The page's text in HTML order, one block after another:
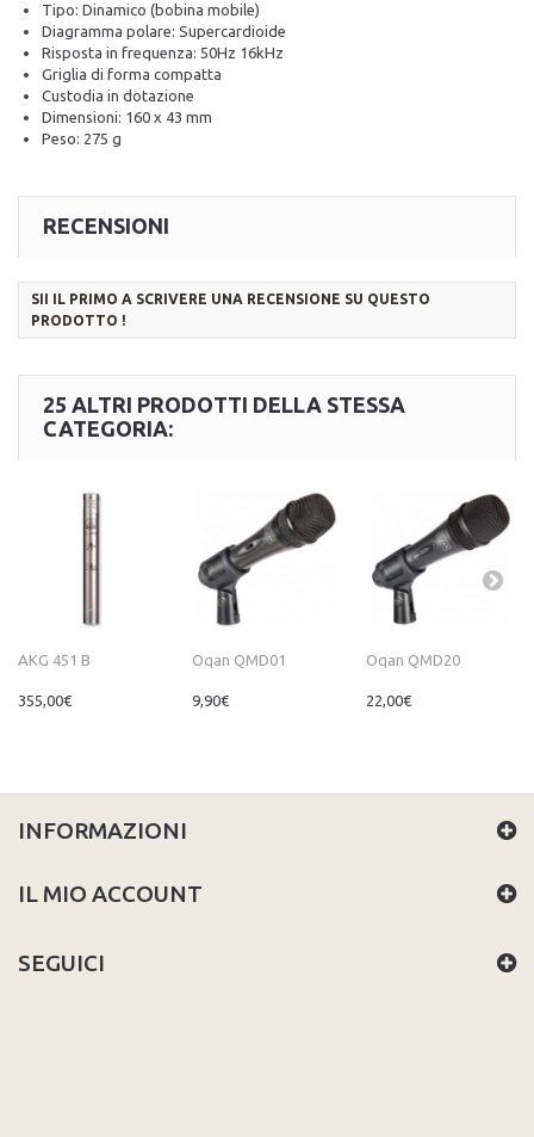
Tipo: Dinamico (bobina mobile)
Diagramma polare: Supercardioide
Risposta in frequenza: 50Hz 16kHz
Griglia di forma compatta
Custodia in dotazione
Dimensioni: 160 x 43 mm
Peso: 275 g
RECENSIONI
SII IL PRIMO A SCRIVERE UNA RECENSIONE SU QUESTO
PRODOTTO !
25 ALTRI PRODOTTI DELLA STESSA
CATEGORIA:
AKG 451 B
355,00€
Oqan QMD01
9,90€
Oqan QMD20
22,00€
INFORMAZIONI
IL MIO ACCOUNT
SEGUICI